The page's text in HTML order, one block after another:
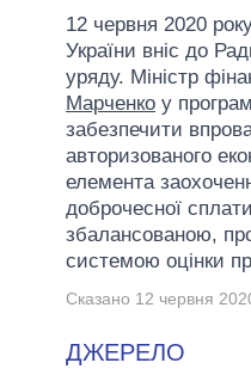
12 червня 2020
України вніс до
уряду. Міністр
Марченко у
забезпечити
авторизованого
елемента
доброчесної сплати
збалансованою,
системою оцінки
Сказано 12 червня
ДЖЕРЕЛО